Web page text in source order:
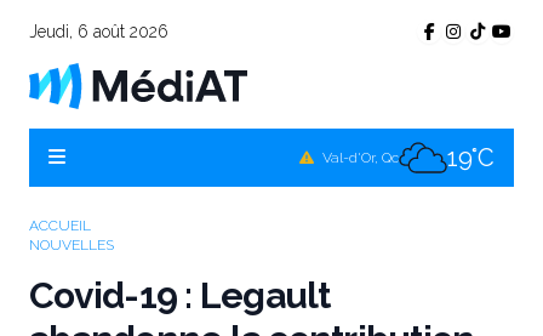
Jeudi, 6 août 2026
Val-d'Or, Qc 19°C
ACCUEIL
NOUVELLES
Covid-19 : Legault